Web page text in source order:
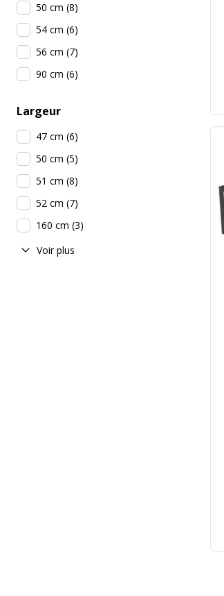
50 cm (8)
54 cm (6)
56 cm (7)
90 cm (6)
Largeur
47 cm (6)
50 cm (5)
51 cm (8)
52 cm (7)
160 cm (3)
Voir plus